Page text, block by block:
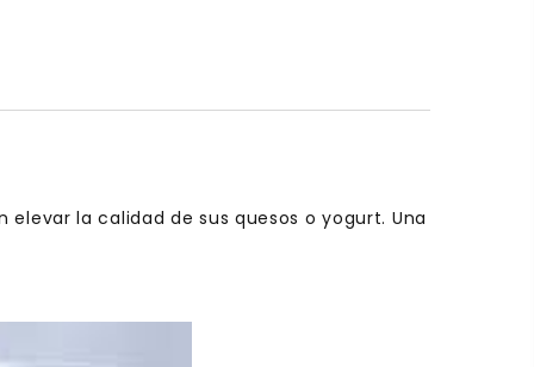
la calidad de sus quesos o yogurt. Una